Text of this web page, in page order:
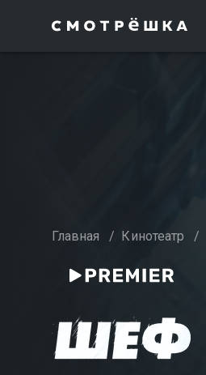
Главная / Кинотеатр /